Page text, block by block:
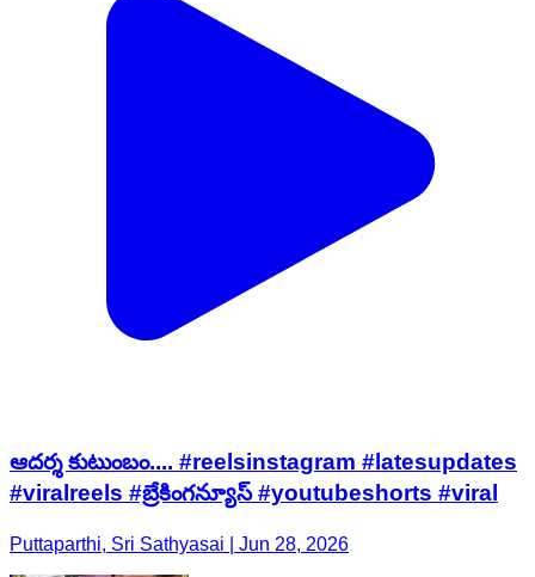
ఆదర్శ కుటుంబం.... #reelsinstagram #latesupdates
#viralreels #బ్రేకింగన్యూస్ #youtubeshorts #viral
Puttaparthi, Sri Sathyasai | Jun 28, 2026